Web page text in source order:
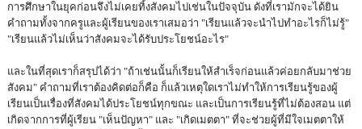
การศึกษาในยุคก่อนจึงไม่เคยทิ้งสังคมไปเช่นในปัจจุบัน ดังที่เรามักจะได้ยิน
คำถามทั้งจากครูและผู้เรียนของเราเสมอว่า "เรียนแล้วจะนำไปทำอะไรก็ไม่รู้"
"เรียนแล้วไม่เห็นว่าสังคมจะได้รับประโยชน์อะไร"
และในที่สุดเราก็สรุปได้ว่า "ถ้าเช่นนั้นก็เรียนให้สำเร็จก่อนแล้วค่อยกลับมาช่วย
สังคม" คำถามที่เราต้องคิดต่อก็คือ ก็แล้วเหตุใดเราไม่ทำให้การเรียนรู้ของผู้
เรียนเป็นเรื่องที่สังคมได้ประโยชน์ทุกขณะ และเป็นการเรียนรู้ที่ไม่ต้องสอน แต่
เกิดจากการที่ผู้เรียน "เห็นปัญหา" และ "เกิดเมตตา" ที่จะช่วยผู้ที่มีใจเมตตาให้